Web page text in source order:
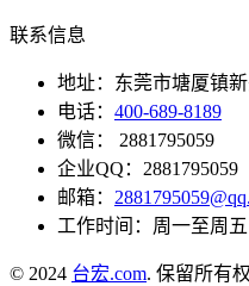
联系信息
地址：东莞市塘厦镇
电话： 400-689-8189
微信： 2881795059
企业QQ：2881795059
邮箱：
工作时间：周一至周五
© 2024 台宏.com. 保留所有